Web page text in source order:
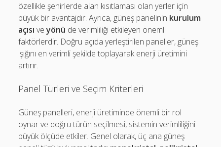
özellikle şehirlerde alan kısıtlaması olan yerler için
büyük bir avantajdır. Ayrıca, güneş panelinin kurulum
açısı veyönü de verimliliği etkileyen önemli
faktörlerdir. Doğru açıda yerleştirilen paneller, güneş
ışığını en verimli şekilde toplayarak enerji üretimini
artırır.
Panel Türleri ve Seçim Kriterleri
Güneş panelleri, enerji üretiminde önemli bir rol
oynar ve doğru türün seçilmesi, sistemin verimliliğini
büyük ölçüde etkiler. Genel olarak, üç ana güneş